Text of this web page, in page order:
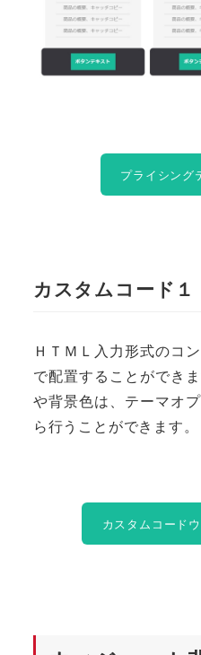
プライシング
カスタムコード１
ＨＴＭＬ入力形式のコ
で配置することができ
や背景色は、テーマオ
ら行うことができます。
カスタムコード